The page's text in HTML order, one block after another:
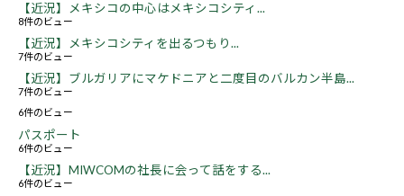
【近況】メキシコの中心はメキシコシティ...
8件のビュー
【近況】メキシコシティを出るつもり...
7件のビュー
【近況】ブルガリアにマケドニアと二度目のバルカン半島...
7件のビュー
6件のビュー
パスポート
6件のビュー
【近況】MIWCOMの社長に会って話をする...
6件のビュー